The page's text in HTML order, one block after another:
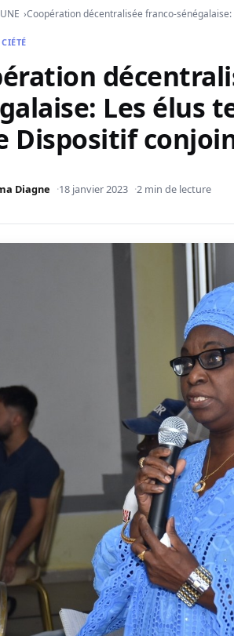
Coopération décentralisée franco-
Les élus
Dispositif
Diagne 18 janvier 2023 2 min de lecture